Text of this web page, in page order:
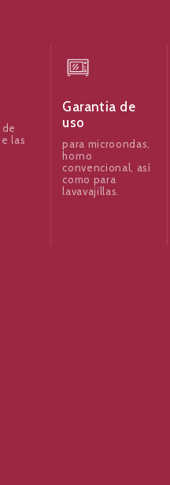
las
Garantia de
uso
para microondas,
horno
convencional, así
como para
lavavajillas.